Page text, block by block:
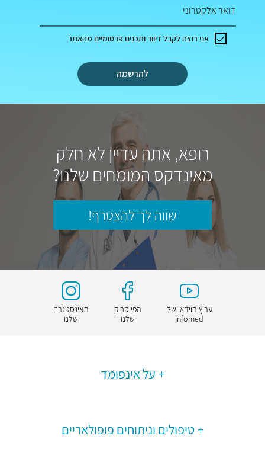
דואר אלקטרוני
להרשמה
אני רוצה לקבל דיוור ותכנים פרסומיים מהאתר
רופא, אתה עדיין לא חלק
מאינדקס המומחים שלנו?
שווה לך להצטרף!
ערוץ הוידאו של
Infomed
הפייסבוק
שלנו
האינסטגרם
שלנו
על אינפומד
טיפולים וניתוחים פופולאריים